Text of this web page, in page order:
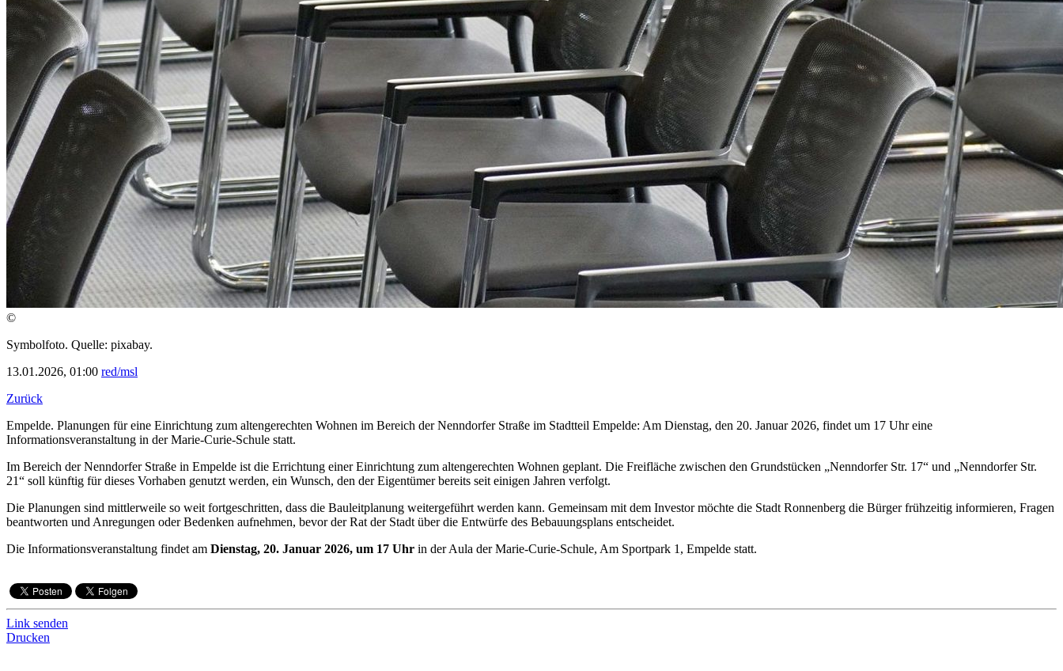
©
Symbolfoto. Quelle: pixabay.
13.01.2026, 01:00 red/msl
Zurück
Empelde. Planungen für eine Einrichtung zum altengerechten Wohnen im Bereich der Nenndorfer Straße im Stadtteil Empelde: Am Dienstag, den 20. Januar 2026, findet um 17 Uhr eine
Informationsveranstaltung in der Marie-Curie-Schule statt.
Im Bereich der Nenndorfer Straße in Empelde ist die Errichtung einer Einrichtung zum altengerechten Wohnen geplant. Die Freifläche zwischen den Grundstücken „Nenndorfer Str. 17“ und „Nenndorfer Str.
21“ soll künftig für dieses Vorhaben genutzt werden, ein Wunsch, den der Eigentümer bereits seit einigen Jahren verfolgt.
Die Planungen sind mittlerweile so weit fortgeschritten, dass die Bauleitplanung weitergeführt werden kann. Gemeinsam mit dem Investor möchte die Stadt Ronnenberg die Bürger frühzeitig informieren, Fragen
beantworten und Anregungen oder Bedenken aufnehmen, bevor der Rat der Stadt über die Entwürfe des Bebauungsplans entscheidet.
Die Informationsveranstaltung findet am Dienstag, 20. Januar 2026, um 17 Uhr in der Aula der Marie-Curie-Schule, Am Sportpark 1, Empelde statt.
Link senden
Drucken